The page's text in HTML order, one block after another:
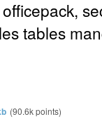
tables
(90.6kpoints)